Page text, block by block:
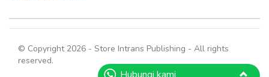
© Copyright 2026 - Store Intrans Publishing - All rights
reserved.